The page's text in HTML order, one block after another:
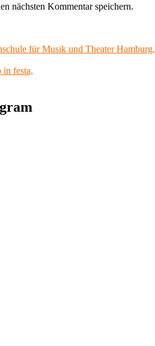
nächsten Kommentar speichern.
für Musik und Theater Hamburg,
in festa,